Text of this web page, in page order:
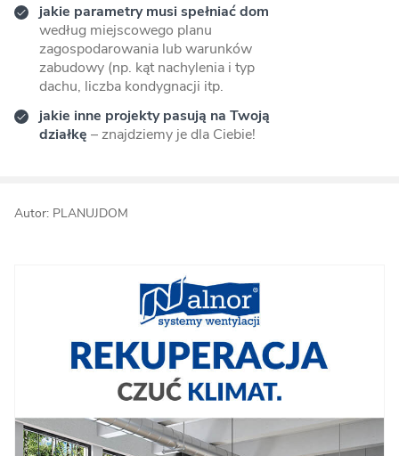
jakie parametry musi spełniać dom
według miejscowego planu
zagospodarowania lub warunków
zabudowy (np. kąt nachylenia i typ
dachu, liczba kondygnacji itp.
jakie inne projekty pasują na Twoją
działkę – znajdziemy je dla Ciebie!
Autor: PLANUJDOM